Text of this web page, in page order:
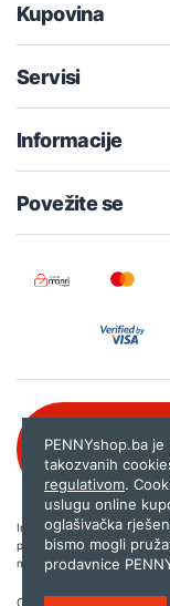
Kupovina
Servisi
Informacije
Povežite se
080
Internet trgovina
podatke. Ako na našoj
molimo vas da nam to
Copyright © 2026.
PENNYshop.ba
takozvanih
regulativom.
uslugu online
oglašivačka
bismo mogli
prodavnice